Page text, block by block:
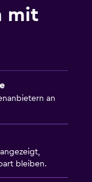
mit
an
bleiben.